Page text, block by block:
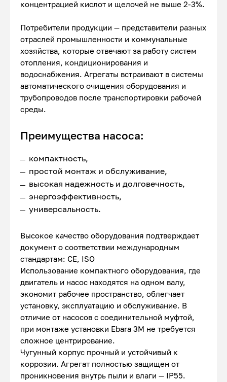
концентрацией кислот и щелочей не выше 2-3%.
Потребители продукции — представители разных
отраслей промышленности и коммунальные
хозяйства, которые отвечают за работу систем
отопления, кондиционирования и
водоснабжения. Агрегаты встраивают в системы
автоматического очищения оборудования и
трубопроводов после транспортировки рабочей
среды.
Преимущества насоса:
компактность,
простой монтаж и обслуживание,
высокая надежность и долговечность,
энергоэффективность,
универсальность.
Высокое качество оборудования подтверждает
документ о соответствии международным
стандартам: CE, ISO
Использование компактного оборудования, где
двигатель и насос находятся на одном валу,
экономит рабочее пространство, облегчает
установку, эксплуатацию и обслуживание. В
отличие от насосов с соединительной муфтой,
при монтаже установки Ebara 3M не требуется
сложное центрирование.
Чугунный корпус прочный и устойчивый к
коррозии. Агрегат полностью защищен от
проникновения внутрь пыли и влаги — IP55.